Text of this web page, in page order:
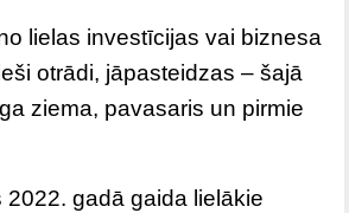
lielas investīcijas vai biznesa
otrādi, jāpasteidzas – šajā
ziema, pavasaris un pirmie
gadā gaida lielākie